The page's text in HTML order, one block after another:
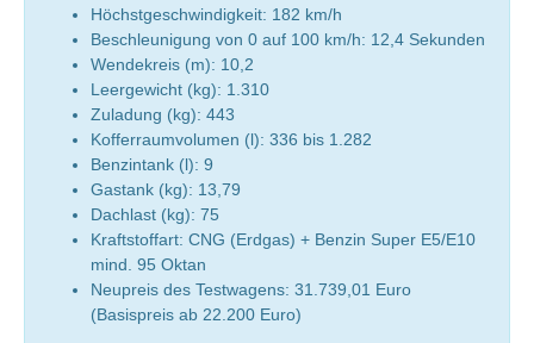
Höchstgeschwindigkeit: 182 km/h
Beschleunigung von 0 auf 100 km/h: 12,4 Sekunden
Wendekreis (m): 10,2
Leergewicht (kg): 1.310
Zuladung (kg): 443
Kofferraumvolumen (l): 336 bis 1.282
Benzintank (l): 9
Gastank (kg): 13,79
Dachlast (kg): 75
Kraftstoffart: CNG (Erdgas) + Benzin Super E5/E10
mind. 95 Oktan
Neupreis des Testwagens: 31.739,01 Euro
(Basispreis ab 22.200 Euro)